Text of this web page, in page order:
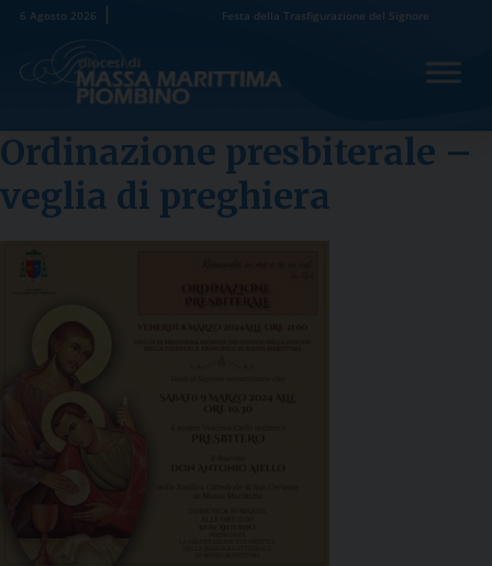
Skip
content
6 Agosto 2026 Festa della Trasfigurazione del Signore
Ordinazione presbiterale –
veglia di preghiera